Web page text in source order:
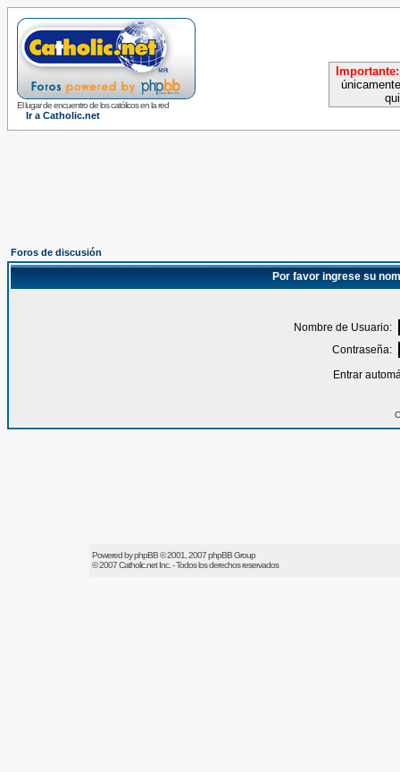
El lugar de encuentro de los católicos en la red
Ir a Catholic.net
Importante:
Foros de discusión
Por favor ingrese su
Nombre de Usuario:
Contraseña:
Entrar
Powered byphpBB© 2001, 2007 phpBB Group
© 2007Catholic.netInc. - Todos los derechos reservados